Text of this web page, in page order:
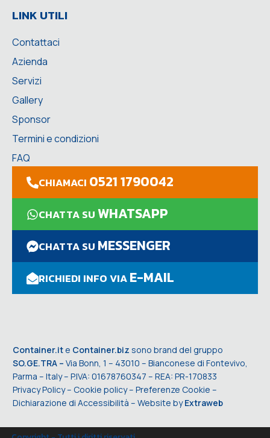
LINK UTILI
Contattaci
Azienda
Servizi
Gallery
Sponsor
Termini e condizioni
FAQ
CHIAMACI 0521 1790042
CHATTA SUWHATSAPP
CHATTA SU MESSENGER
RICHIEDI INFO VIAE-MAIL
Container.it e Container.biz sono brand del gruppo
SO.GE.TRA – Via Bonn, 1 – 43010 – Bianconese di Fontevivo,
Parma – Italy – P.IVA: 01678760347 – REA: PR-170833
Privacy Policy– Cookie policy– Preferenze Cookie –
Dichiarazione di Accessibilità – Website byExtraweb